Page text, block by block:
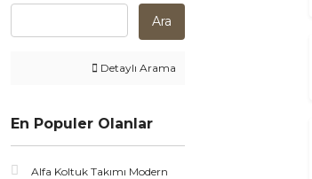
Ara
Detaylı Arama
En Populer Olanlar
Alfa Koltuk Takımı Modern